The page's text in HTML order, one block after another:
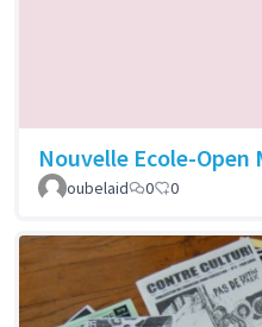
Nouvelle Ecole-Open
oubelaid
0 0